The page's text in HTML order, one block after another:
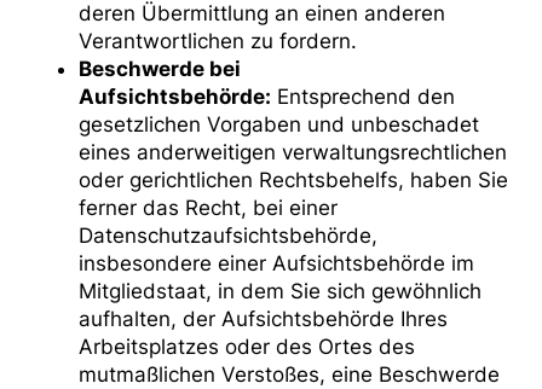
deren Übermittlung an einen anderen
Verantwortlichen zu fordern.
Beschwerde bei
Aufsichtsbehörde: Entsprechend den
gesetzlichen Vorgaben und unbeschadet
eines anderweitigen verwaltungsrechtlichen
oder gerichtlichen Rechtsbehelfs, haben Sie
ferner das Recht, bei einer
Datenschutzaufsichtsbehörde,
insbesondere einer Aufsichtsbehörde im
Mitgliedstaat, in dem Sie sich gewöhnlich
aufhalten, der Aufsichtsbehörde Ihres
Arbeitsplatzes oder des Ortes des
mutmaßlichen Verstoßes, eine Beschwerde